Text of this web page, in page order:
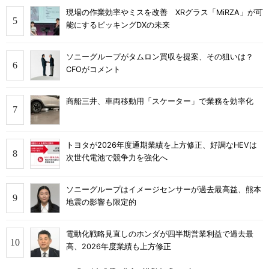
現場の作業効率やミスを改善 XRグラス「MiRZA」が可
能にするピッキングDXの未来
ソニーグループがタムロン買収を提案、その狙いは？
CFOがコメント
商船三井、車両移動用「スケーター」で業務を効率化
トヨタが2026年度通期業績を上方修正、好調なHEVは
次世代電池で競争力を強化へ
ソニーグループはイメージセンサーが過去最高益、熊本
地震の影響も限定的
電動化戦略見直しのホンダが四半期営業利益で過去最
高、2026年度業績も上方修正